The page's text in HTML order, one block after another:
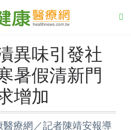
異味引發社
暑假清新門
增加
療網／記者陳靖安報導